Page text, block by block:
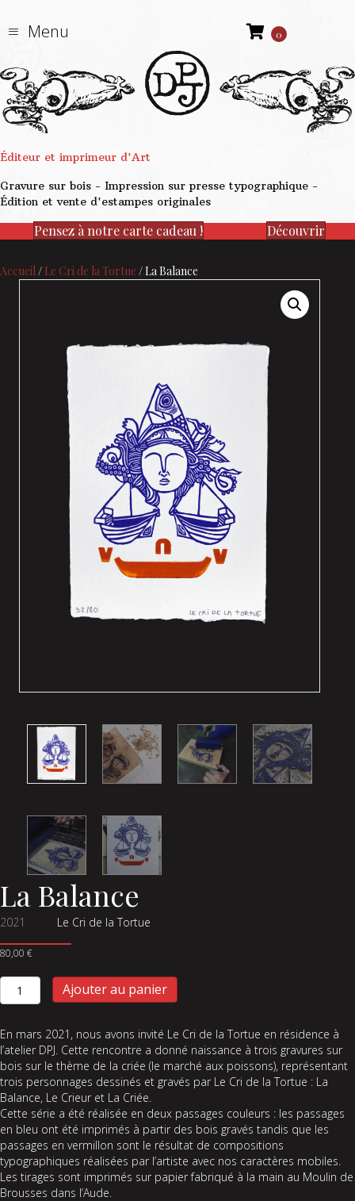
Menu 0
Éditeur et imprimeur d'Art
Gravure sur bois - Impression sur presse typographique -
Édition et vente d'estampes originales
Pensez à notre carte cadeau ! Découvrir
Accueil / Le Cri de la Tortue / La Balance
La Balance
2021 Le Cri de la Tortue
80,00 €
quantité
de
Balance
Ajouter au panier
En mars 2021, nous avons invité Le Cri de la Tortue en résidence à
l’atelier DPJ. Cette rencontre a donné naissance à trois gravures sur
bois sur le thème de la criée (le marché aux poissons), représentant
trois personnages dessinés et gravés par Le Cri de la Tortue : La
Balance, Le Crieur et La Criée.
Cette série a été réalisée en deux passages couleurs : les passages
en bleu ont été imprimés à partir des bois gravés tandis que les
passages en vermillon sont le résultat de compositions
typographiques réalisées par l’artiste avec nos caractères mobiles.
Les tirages sont imprimés sur papier fabriqué à la main au Moulin de
Brousses dans l’Aude.